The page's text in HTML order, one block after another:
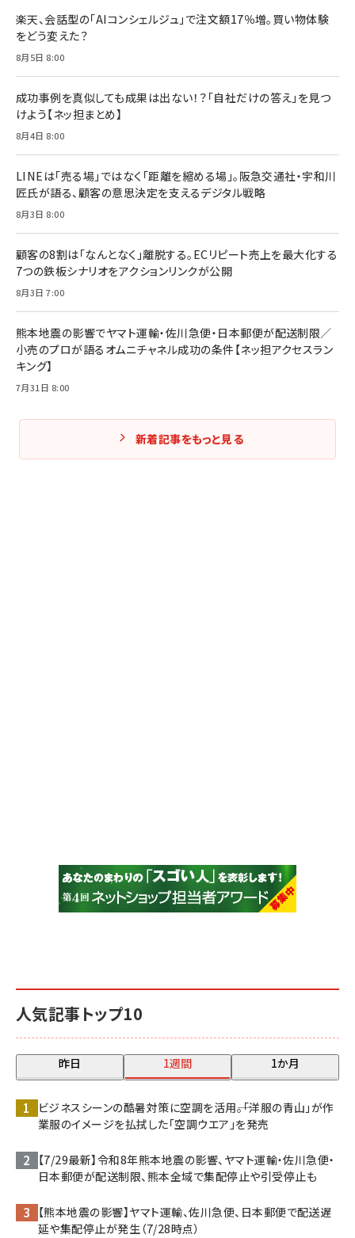
人気記事トップ10
昨日 1週間 1か月
ビジネスシーンの酷暑対策に空調を活用――。「洋服の青山」が作
業服のイメージを払拭した「空調ウエア」を発売
【7/29最新】令和8年熊本地震の影響、ヤマト運輸・佐川急便・
日本郵便が配送制限、熊本全域で集配停止や引受停止も
【熊本地震の影響】ヤマト運輸、佐川急便、日本郵便で配送遅
延や集配停止が発生（7/28時点）
楽天、会話型の「AIコンシェルジュ」で注文額17％増。買い物体験
をどう変えた？
8月5日 8:00
成功事例を真似しても成果は出ない！？「自社だけの答え」を見つ
けよう【ネッ担まとめ】
8月4日 8:00
LINEは「売る場」ではなく「距離を縮める場」。阪急交通社・宇和川
匠氏が語る、顧客の意思決定を支えるデジタル戦略
8月3日 8:00
顧客の8割は「なんとなく」離脱する。ECリピート売上を最大化する
7つの鉄板シナリオをアクションリンクが公開
8月3日 7:00
熊本地震の影響でヤマト運輸・佐川急便・日本郵便が配送制限／
小売のプロが語るオムニチャネル成功の条件【ネッ担アクセスラン
キング】
7月31日 8:00
新着記事をもっと見る